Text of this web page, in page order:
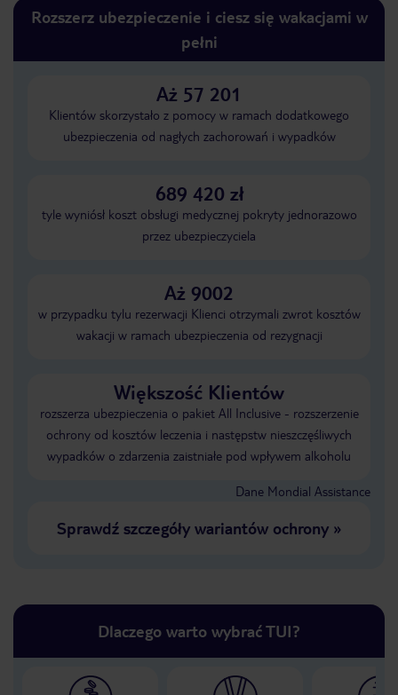
Rozszerz ubezpieczenie i ciesz się wakacjami w
pełni
Aż 57 201
Klientów skorzystało z pomocy w ramach dodatkowego
ubezpieczenia od nagłych zachorowań i wypadków
689 420 zł
tyle wyniósł koszt obsługi medycznej pokryty jednorazowo
przez ubezpieczyciela
Aż 9002
w przypadku tylu rezerwacji Klienci otrzymali zwrot kosztów
wakacji w ramach ubezpieczenia od rezygnacji
Większość Klientów
rozszerza ubezpieczenia o pakiet All Inclusive - rozszerzenie
ochrony od kosztów leczenia i następstw nieszczęśliwych
wypadków o zdarzenia zaistniałe pod wpływem alkoholu
Dane Mondial Assistance
Sprawdź szczegóły wariantów ochrony»
Dlaczego warto wybrać TUI?